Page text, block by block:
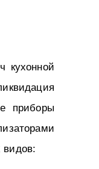
кухонной
приборы
видов: